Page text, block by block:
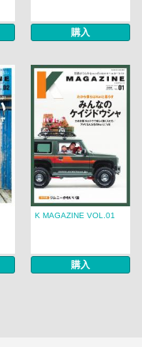
購入
K MAGAZINE VOL.01
購入